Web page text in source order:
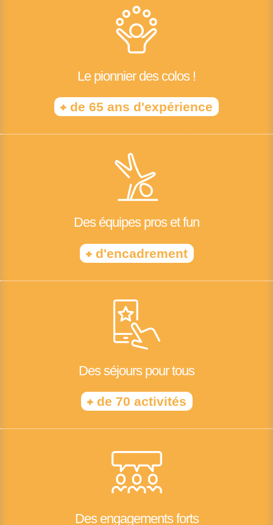
Le pionnier des colos !
+ de 65 ans d'expérience
Des équipes pros et fun
+d'encadrement
Des séjours pour tous
+de 70 activités
Des engagements forts